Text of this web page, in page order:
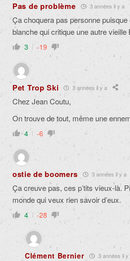
Pas de problème 3 années il y a
Ça choquera pas personne puisque
blanche qui critique une autre vieille
3 -19
Pet Trop Ski 3 années il y a
Chez Jean Coutu,
On trouve de tout, même une
4 -6
ostie de boomers 3 années il y a
Ça creuve pas, ces p’tits vieux-là.
monde qui veux rien savoir d’eux.
4 -28
Clément Bernier 3 années il y